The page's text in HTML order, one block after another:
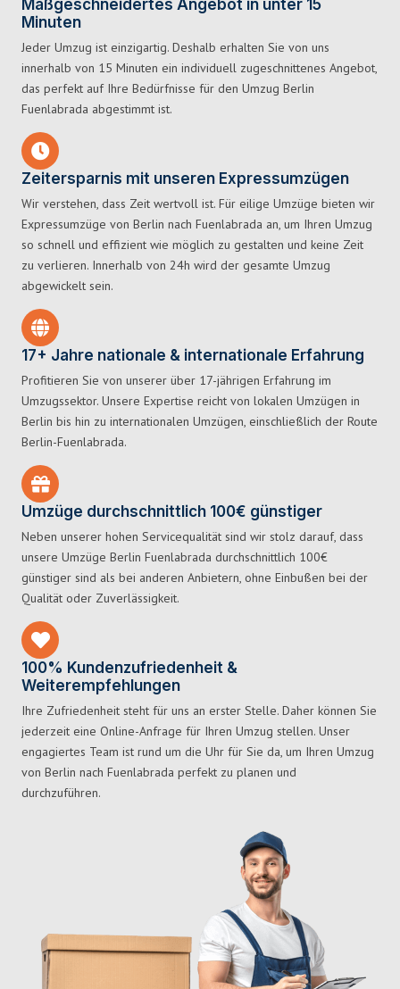
Maßgeschneidertes Angebot in unter 15
Minuten
Jeder Umzug ist einzigartig. Deshalb erhalten Sie von uns
innerhalb von 15 Minuten ein individuell zugeschnittenes Angebot,
das perfekt auf Ihre Bedürfnisse für den Umzug Berlin
Fuenlabrada abgestimmt ist.
Zeitersparnis mit unseren Expressumzügen
Wir verstehen, dass Zeit wertvoll ist. Für eilige Umzüge bieten wir
Expressumzüge von Berlin nach Fuenlabrada an, um Ihren Umzug
so schnell und effizient wie möglich zu gestalten und keine Zeit
zu verlieren. Innerhalb von 24h wird der gesamte Umzug
abgewickelt sein.
17+ Jahre nationale & internationale Erfahrung
Profitieren Sie von unserer über 17-jährigen Erfahrung im
Umzugssektor. Unsere Expertise reicht von lokalen Umzügen in
Berlin bis hin zu internationalen Umzügen, einschließlich der Route
Berlin-Fuenlabrada.
Umzüge durchschnittlich 100€ günstiger
Neben unserer hohen Servicequalität sind wir stolz darauf, dass
unsere Umzüge Berlin Fuenlabrada durchschnittlich 100€
günstiger sind als bei anderen Anbietern, ohne Einbußen bei der
Qualität oder Zuverlässigkeit.
100% Kundenzufriedenheit &
Weiterempfehlungen
Ihre Zufriedenheit steht für uns an erster Stelle. Daher können Sie
jederzeit eine Online-Anfrage für Ihren Umzug stellen. Unser
engagiertes Team ist rund um die Uhr für Sie da, um Ihren Umzug
von Berlin nach Fuenlabrada perfekt zu planen und
durchzuführen.